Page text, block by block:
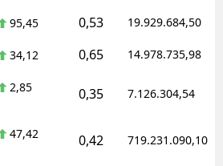
95,45 0,53 19.929.684,50
34,12 0,65 14.978.735,98
2,85 0,35 7.126.304,54
47,42 0,42 719.231.090,10